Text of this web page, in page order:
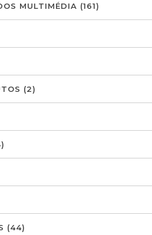
MULTIMÉDIA (161)
(2)
(44)